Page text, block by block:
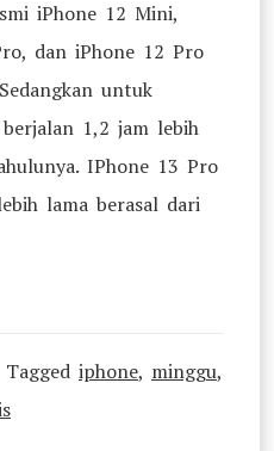
iPhone 12 Mini,
dan iPhone 12 Pro
untuk
1,2 jam lebih
IPhone 13 Pro
lama berasal dari
Tagged iphone, minggu,